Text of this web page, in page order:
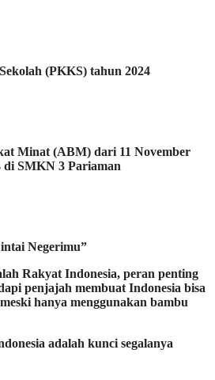
(PKKS) tahun 2024
Minat (ABM) dari 11 November
di SMKN 3 Pariaman
Negerimu”
Rakyat Indonesia, peran penting
penjajah membuat Indonesia bisa
hanya menggunakan bambu
adalah kunci segalanya